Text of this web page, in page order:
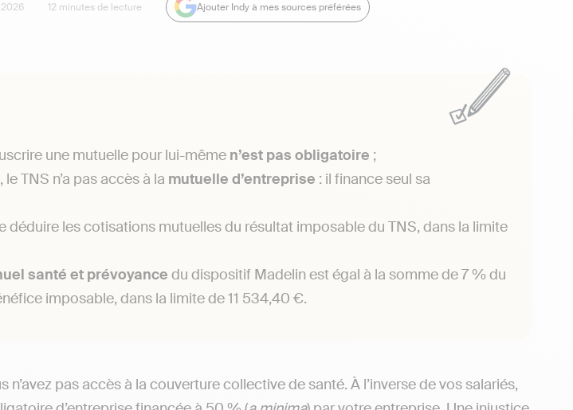
12 minutes de lecture Ajouter Indy à mes sources préférées
une mutuelle pour lui-même n’est pas obligatoire ;
TNS n’a pas accès à la mutuelle d’entreprise : il finance seul sa
déduire les cotisations mutuelles du résultat imposable du TNS, dans la limite
santé et prévoyance du dispositif Madelin est égal à la somme de 7 % du
imposable, dans la limite de 11 534,40 €.
n’avez pas accès à la couverture collective de santé. À l’inverse de vos salariés,